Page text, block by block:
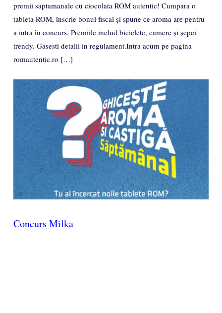
premii saptamanale cu ciocolata ROM autentic! Cumpara o
tableta ROM, înscrie bonul fiscal și spune ce aroma are pentru
a intra în concurs. Premiile includ biciclete, camere și șepci
trendy. Gasesti detalii in regulament.Intra acum pe pagina
romautentic.ro […]
Concurs Milka